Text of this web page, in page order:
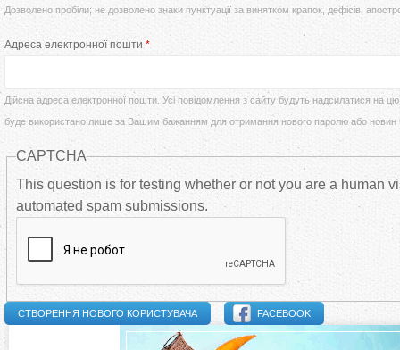
у
т
в
н
н
і
в
л
Дозволено пробіли; не дозволено знаки пунктуації за винятком крапок, дефісів,
Адреса електронної пошти *
Дійсна адреса електронної пошти. Усі повідомлення з сайту будуть надсилатися на
буде використано лише за Вашим бажанням для отримання нового паролю або
CAPTCHA
This question is for testing whether or not you are a human
automated spam submissions.
FACEBOOK